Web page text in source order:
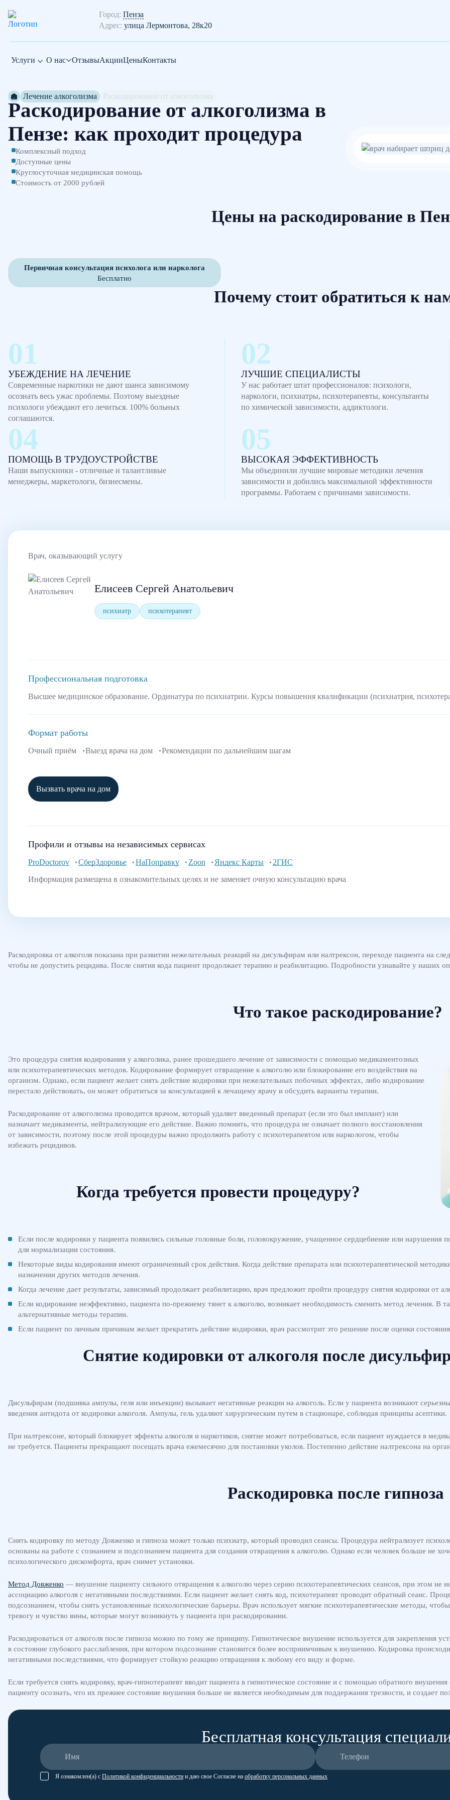
Город: Пенза
Адрес: улица Лермонтова, 28к20
Услуги О нас ОтзывыАкцииЦеныКонтакты
Лечение алкоголизма
Раскодирование от алкоголизма в
Пензе: как проходит процедура
Комплексный подход
Доступные цены
Круглосуточная медицинская помощь
Стоимость от 2000 рублей
Цены на раскодирование в
Первичная консультация психолога или нарколога
Бесплатно
Почему стоит обратиться к
УБЕЖДЕНИЕ НА ЛЕЧЕНИЕ
Современные наркотики не дают шанса зависимому
осознать весь ужас проблемы. Поэтому выездные
психологи убеждают его лечиться. 100% больных
соглашаются.
ЛУЧШИЕ СПЕЦИАЛИСТЫ
У нас работает штат профессионалов: психологи,
наркологи, психиатры, психотерапевты, консультанты
по химической зависимости, аддиктологи.
ПОМОЩЬ В ТРУДОУСТРОЙСТВЕ
Наши выпускники - отличные и талантливые
менеджеры, маркетологи, бизнесмены.
ВЫСОКАЯ ЭФФЕКТИВНОСТЬ
Мы объединили лучшие мировые методики лечения
зависимости и добились максимальной эффективности
программы. Работаем с причинами зависимости.
Врач, оказывающий услугу
Елисеев Сергей Анатольевич
психиатр психотерапевт
Профессиональная подготовка
Высшее медицинское образование. Ординатура по психиатрии. Курсы повышения квалификации (психиатрия,
Формат работы
Очный приём Выезд врача на дом Рекомендации по дальнейшим шагам
Вызвать врача на дом
Профили и отзывы на независимых сервисах
ProDoctorov СберЗдоровье НаПоправку Zoon Яндекс Карты
2ГИС
Информация размещена в ознакомительных целях и не заменяет очную консультацию врача
Раскодировка от алкоголя показана при развитии нежелательных реакций на дисульфирам или налтрексон, переходе пациента на
чтобы не допустить рецидива. После снятия кода пациент продолжает терапию и реабилитацию. Подробности узнавайте у наших
Что такое раскодирование?
Это процедура снятия кодирования у алкоголика, ранее прошедшего лечение от зависимости с помощью медикаментозных
или психотерапевтических методов. Кодирование формирует отвращение к алкоголю или блокирование его воздействия на
организм. Однако, если пациент желает снять действие кодировки при нежелательных побочных эффектах, либо кодирование
перестало действовать, он может обратиться за консультацией к лечащему врачу и обсудить варианты терапии.
Раскодирование от алкоголизма проводится врачом, который удаляет введенный препарат (если это был имплант) или
назначает медикаменты, нейтрализующие его действие. Важно помнить, что процедура не означает полного восстановления
от зависимости, поэтому после этой процедуры важно продолжить работу с психотерапевтом или наркологом, чтобы
избежать рецидивов.
Когда требуется провести процедуру?
Если после кодировки у пациента появились сильные головные боли, головокружение, учащенное сердцебиение или нарушения
для нормализации состояния.
Некоторые виды кодирования имеют ограниченный срок действия. Когда действие препарата или психотерапевтической
назначении других методов лечения.
Когда лечение дает результаты, зависимый продолжает реабилитацию, врач предложит пройти процедуру снятия кодировки от
Если кодирование неэффективно, пациента по-прежнему тянет к алкоголю, возникает необходимость сменить метод лечения. В
альтернативные методы терапии.
Если пациент по личным причинам желает прекратить действие кодировки, врач рассмотрит это решение после оценки
Снятие кодировки от алкоголя после
Дисульфирам (подшивка ампулы, геля или инъекции) вызывает негативные реакции на алкоголь. Если у пациента возникают
введения антидота от кодировки алкоголя. Ампулы, гель удаляют хирургическим путем в стационаре, соблюдая принципы асептики.
При налтрексоне, который блокирует эффекты алкоголя и наркотиков, снятие может потребоваться, если пациент нуждается в
не требуется. Пациенты прекращают посещать врача ежемесячно для постановки уколов. Постепенно действие налтрексона на
Раскодировка после гипноза
Снять кодировку по методу Довженко и гипноза может только психиатр, который проводил сеансы. Процедура нейтрализует
основаны на работе с сознанием и подсознанием пациента для создания отвращения к алкоголю. Однако если человек больше не
психологического дискомфорта, врач снимет установки.
Метод Довженко — внушение пациенту сильного отвращения к алкоголю через серию психотерапевтических сеансов, при этом не
ассоциацию алкоголя с негативными последствиями. Если пациент желает снять код, психотерапевт проводит обратный сеанс.
подсознанием, чтобы снять установленные психологические барьеры. Врач использует мягкие психотерапевтические методы,
тревогу и чувство вины, которые могут возникнуть у пациента при раскодировании.
Раскодироваться от алкоголя после гипноза можно по тому же принципу. Гипнотическое внушение используется для закрепления
в состояние глубокого расслабления, при котором подсознание становится более восприимчивым к внушению. Кодировка
негативными последствиями, что формирует стойкую реакцию отвращения к любому его виду и форме.
Если требуется снять кодировку, врач-гипнотерапевт вводит пациента в гипнотическое состояние и с помощью обратного
пациенту осознать, что их прежнее состояние внушения больше не является необходимым для поддержания трезвости, и создает
Бесплатная консультация
Я ознакомлен(а) с Политикой конфиденциальности и даю свое Согласие на обработку персональных данных